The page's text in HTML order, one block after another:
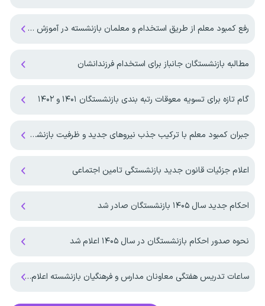
رفع کمبود معلم از طریق استخدام و معلمان بازنشسته در آموزش و پرورش
مطالبه بازنشستگان جانباز برای استخدام فرزندانشان
گام تازه برای تسویه معوقات رتبه بندی بازنشستگان ۱۴۰۱ و ۱۴۰۲
جبران کمبود معلم با ترکیب جذب نیروهای جدید و ظرفیت بازنشستگان
اعلام جزئیات قانون جدید بازنشستگی تامین اجتماعی
احکام جدید سال ۱۴۰۵ بازنشستگان صادر شد
نحوه صدور احکام بازنشستگان در سال ۱۴۰۵ اعلام شد
ساعات تدریس هفتگی معاونان مدارس و فرهنگیان بازنشسته اعلام شد